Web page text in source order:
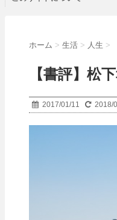
ホーム > 生活 > 人生 >
【書評】松
2017/01/11 2018/